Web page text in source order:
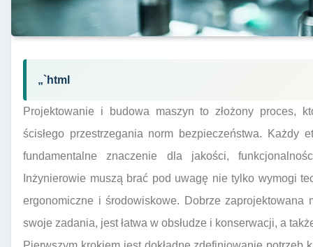
„`html
Projektowanie i budowa maszyn to złożony proces,
ścisłego przestrzegania norm bezpieczeństwa. Każdy
fundamentalne znaczenie dla jakości,
Inżynierowie muszą brać pod uwagę nie tylko wymogi
ergonomiczne i środowiskowe. Dobrze zaprojektowana
swoje zadania, jest łatwa w obsłudze i konserwacji, a